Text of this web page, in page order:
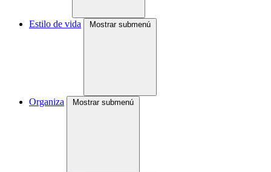
Estilo de vida Mostrar submenú
Organiza Mostrar submenú